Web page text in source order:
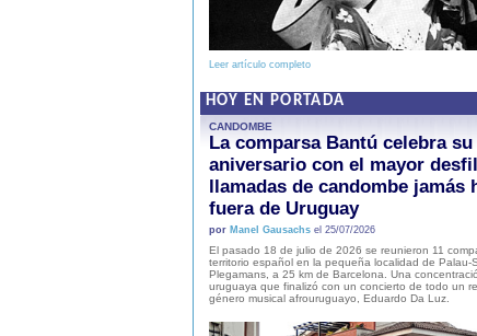
Leer artículo completo
HOY EN PORTADA
CANDOMBE
La comparsa Bantú celebra su
aniversario con el mayor
llamadas de candombe jamás
fuera de Uruguay
por Manel Gausachsel 25/07/2026
El pasado 18 de julio de 2026 se reunieron 11
territorio español en la pequeña localidad de Palau-
Plegamans, a 25 km de Barcelona. Una
uruguaya que finalizó con un concierto de todo un
género musical afrouruguayo, Eduardo Da Luz.